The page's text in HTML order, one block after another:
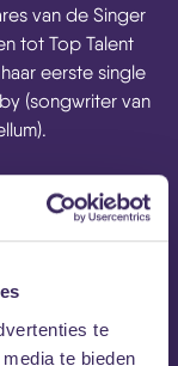
te
te bieden
van de Singer
tot Top Talent
eerste single
(songwriter van
die zich
metal,
stem; epische
van Terra